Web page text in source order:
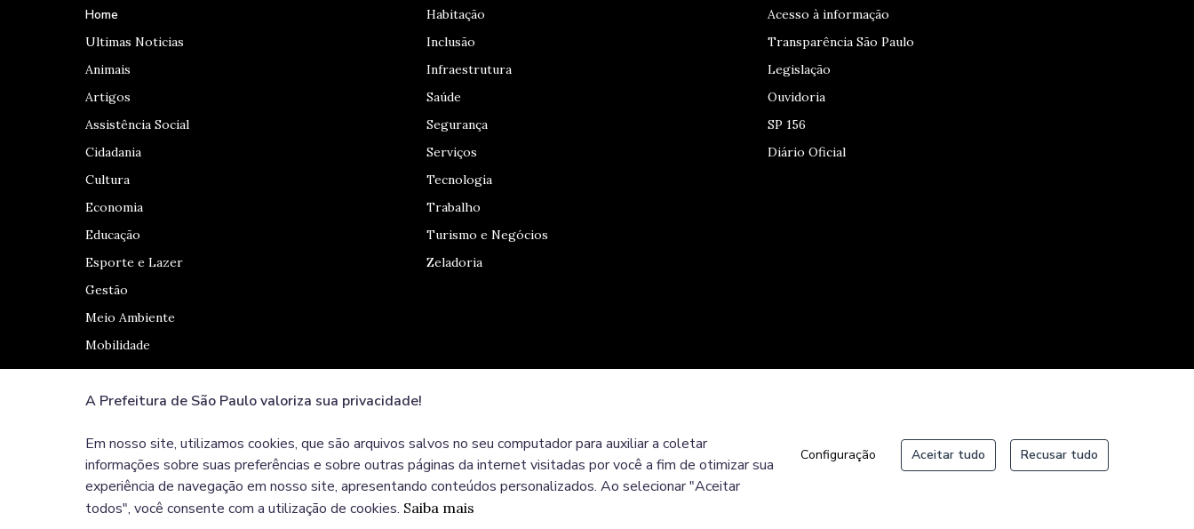
Home
Ultimas Noticias
Animais
Artigos
Assistência Social
Cidadania
Cultura
Economia
Educação
Esporte e Lazer
Gestão
Meio Ambiente
Mobilidade
Habitação
Inclusão
Infraestrutura
Saúde
Segurança
Serviços
Tecnologia
Trabalho
Turismo e Negócios
Zeladoria
Acesso à informação
Transparência São Paulo
Legislação
Ouvidoria
SP 156
Diário Oficial
Redes Sociais
A Prefeitura de São Paulo valoriza sua privacidade!
Em nosso site, utilizamos cookies, que são arquivos salvos no seu computador para auxiliar a coletar
informações sobre suas preferências e sobre outras páginas da internet visitadas por você a fim de otimizar sua
experiência de navegação em nosso site, apresentando conteúdos personalizados. Ao selecionar "Aceitar
todos", você consente com a utilização de cookies. Saiba mais
Configuração Aceitar tudo Recusar tudo